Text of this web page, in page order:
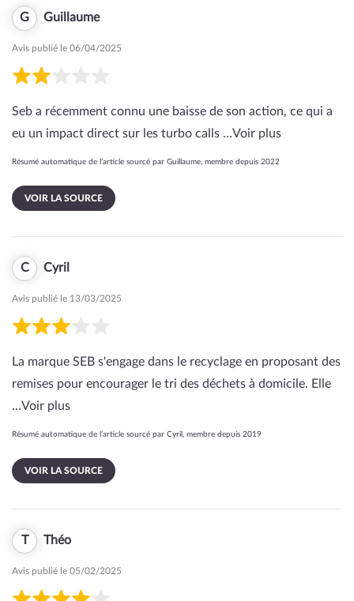
G Guillaume
Avis publié le 06/04/2025
Seb a récemment connu une baisse de son action, ce qui a
eu un impact direct sur les turbo calls …Voir plus
Résumé automatique de l’article sourcé par Guillaume, membre depuis 2022
VOIR LA SOURCE
C Cyril
Avis publié le 13/03/2025
La marque SEB s'engage dans le recyclage en proposant des
remises pour encourager le tri des déchets à domicile. Elle
…Voir plus
Résumé automatique de l’article sourcé par Cyril, membre depuis 2019
VOIR LA SOURCE
T Théo
Avis publié le 05/02/2025